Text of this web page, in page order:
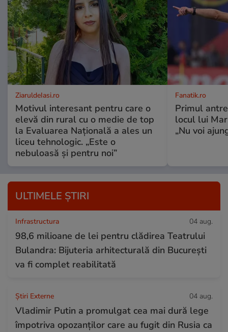
ZiaruldeIasi.ro
Motivul interesant pentru care o
elevă din rural cu o medie de top
la Evaluarea Națională a ales un
liceu tehnologic. „Este o
nebuloasă și pentru noi”
Fanatik.ro
Primul
locul lui
„Nu voi
ULTIMELE ȘTIRI
Infrastructura 04 aug.
98,6 milioane de lei pentru clădirea Teatrului
Bulandra: Bijuteria arhitecturală din București
va fi complet reabilitată
Știri Externe 04 aug.
Vladimir Putin a promulgat cea mai dură lege
împotriva opozanților care au fugit din Rusia ca